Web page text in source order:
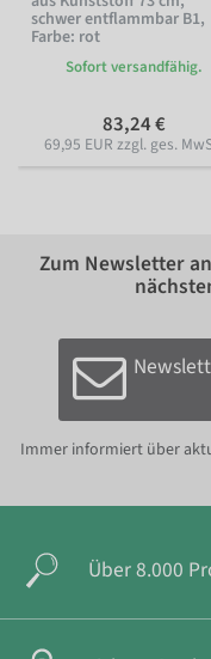
schwer entflammbar B1,
Farbe: rot
Sofort versandfähig.
83,24 €
69,95 EUR zzgl. ges.
Zum Newsletter
Immer informiert über
Über 8.000